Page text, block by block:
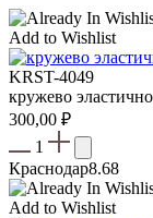
Add to Wishlist
KRST-4049
кружево
300,00 ₽
1
Краснодар8.68
Add to Wishlist